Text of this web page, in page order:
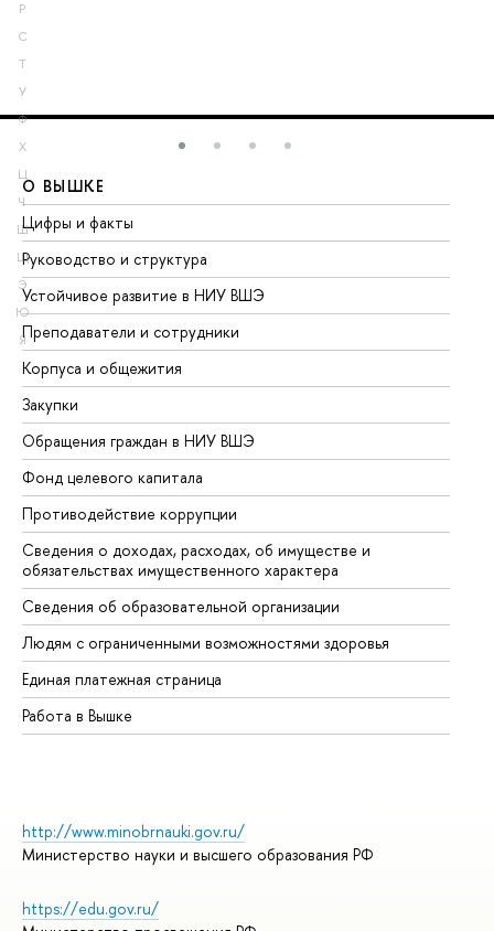
Р
С
Т
У
Ф
Х
Ц
Ч
Ш
Щ
Э
Ю
Я
О ВЫШКЕ
Цифры и факты
Руководство и структура
Устойчивое развитие в НИУ ВШЭ
Преподаватели и сотрудники
Корпуса и общежития
Закупки
Обращения граждан в НИУ ВШЭ
Фонд целевого капитала
Противодействие коррупции
Сведения о доходах, расходах, об имуществе и
обязательствах имущественного характера
Сведения об образовательной организации
Людям с ограниченными возможностями здоровья
Единая платежная страница
Работа в Вышке
http://www.minobrnauki.gov.ru/
Министерство науки и высшего образования РФ
https://edu.gov.ru/